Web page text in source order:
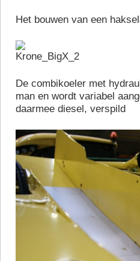
Het bouwen van een
De combikoeler met
man en wordt variabel
daarmee diesel, verspild